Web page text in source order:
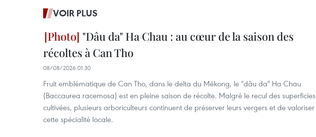
VOIR PLUS
"Dâu da" Ha Chau : au cœur de la saison des
récoltes à Can Tho
08/08/2026 01:30
Fruit emblématique de Can Tho, dans le delta du Mékong, le "dâu da" Ha Chau
(Baccaurea racemosa) est en pleine saison de récolte. Malgré le recul des superficies
cultivées, plusieurs arboriculteurs continuent de préserver leurs vergers et de valoriser
cette spécialité locale.